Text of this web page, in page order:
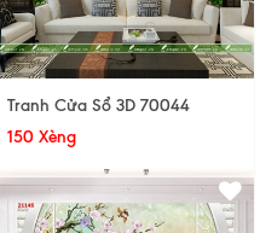
Tranh Cửa Sổ 3D 70044
150 Xèng